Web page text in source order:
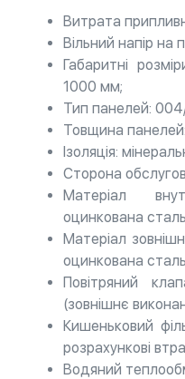
Витрата
Вільний напір на
Габаритні
1000 мм;
Тип панелей:
Товщина
Ізоляція:
Сторона
Матеріал
оцинкована
Матеріал
оцинкована
Повітряний
(зовнішнє
Кишеньковий
розрахункові
Водяний